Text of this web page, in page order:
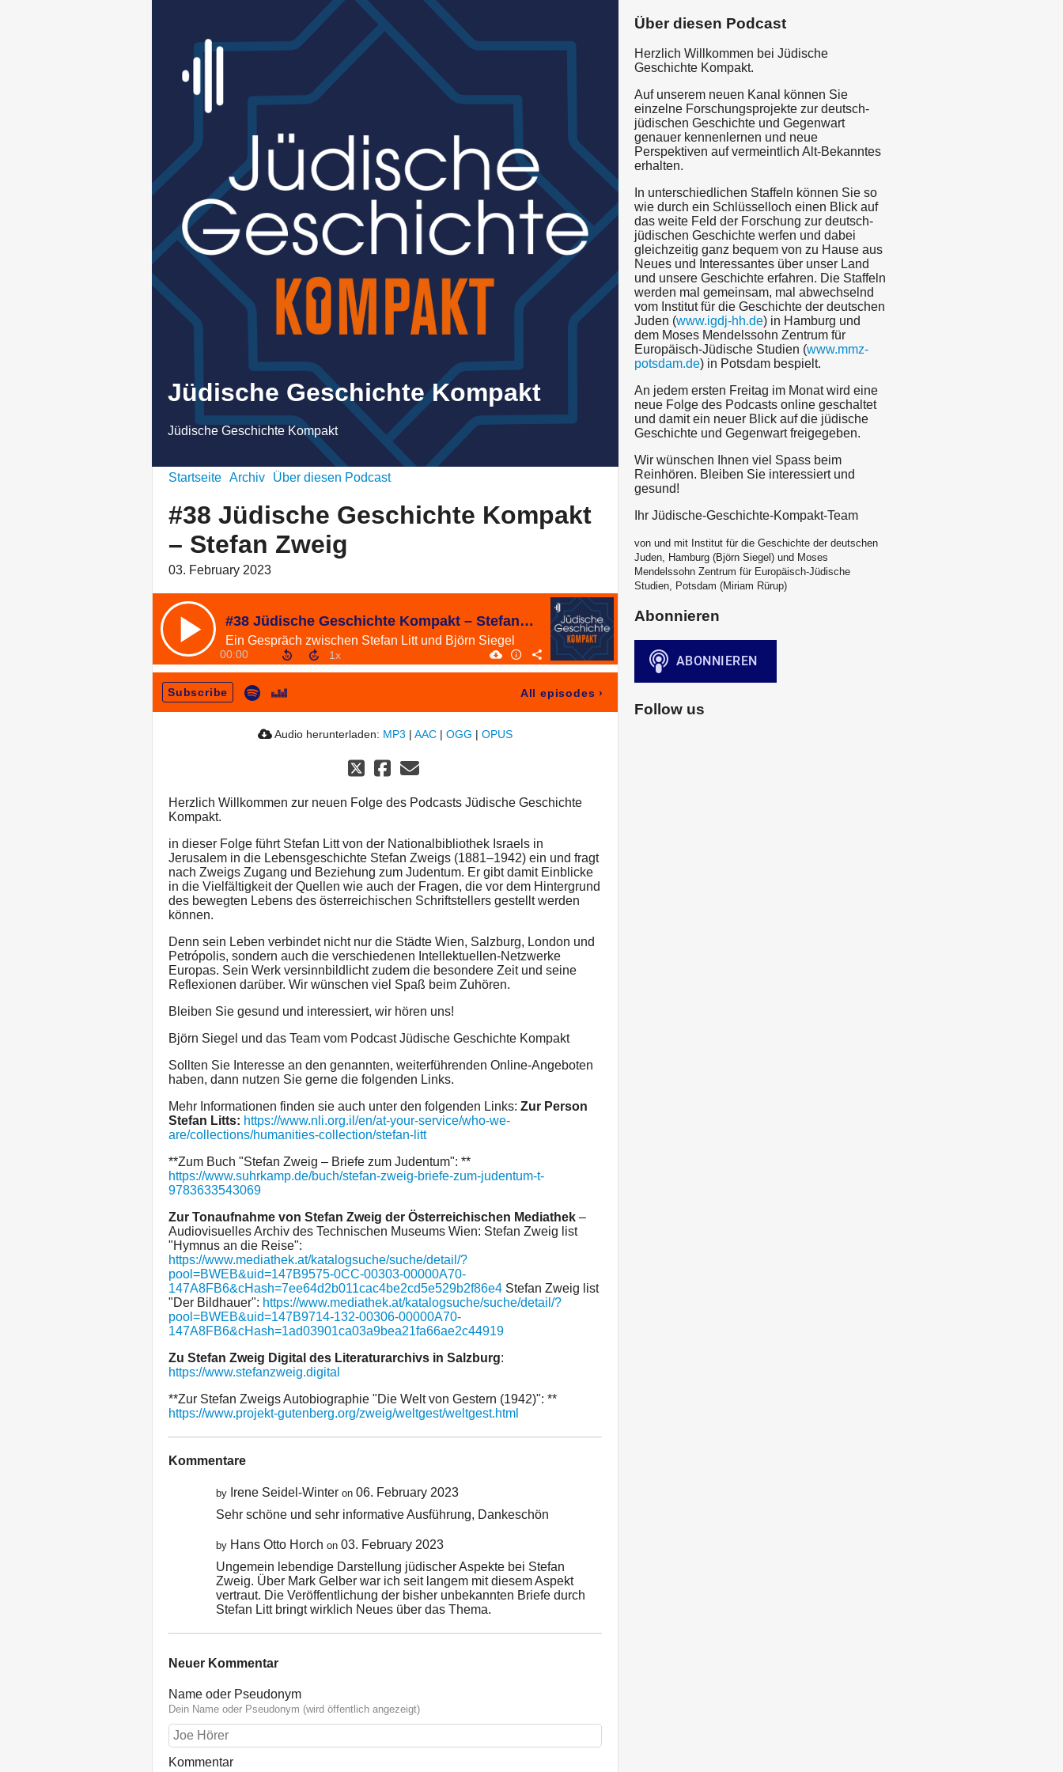
Jüdische Geschichte Kompakt
Jüdische Geschichte Kompakt
Startseite Archiv Über diesen Podcast
#38 Jüdische Geschichte Kompakt
– Stefan Zweig
03. February 2023
#38 Jüdische Geschichte Kompakt – Stefan Zweig
Ein Gespräch zwischen Stefan Litt und Björn Siegel
00:00
Subscribe All episodes ›
Audio herunterladen: MP3 | AAC | OGG | OPUS
Herzlich Willkommen zur neuen Folge des Podcasts Jüdische Geschichte
Kompakt.
in dieser Folge führt Stefan Litt von der Nationalbibliothek Israels in
Jerusalem in die Lebensgeschichte Stefan Zweigs (1881–1942) ein und fragt
nach Zweigs Zugang und Beziehung zum Judentum. Er gibt damit Einblicke
in die Vielfältigkeit der Quellen wie auch der Fragen, die vor dem Hintergrund
des bewegten Lebens des österreichischen Schriftstellers gestellt werden
können.
Denn sein Leben verbindet nicht nur die Städte Wien, Salzburg, London und
Petrópolis, sondern auch die verschiedenen Intellektuellen-Netzwerke
Europas. Sein Werk versinnbildlicht zudem die besondere Zeit und seine
Reflexionen darüber. Wir wünschen viel Spaß beim Zuhören.
Bleiben Sie gesund und interessiert, wir hören uns!
Björn Siegel und das Team vom Podcast Jüdische Geschichte Kompakt
Sollten Sie Interesse an den genannten, weiterführenden Online-Angeboten
haben, dann nutzen Sie gerne die folgenden Links.
Mehr Informationen finden sie auch unter den folgenden Links: Zur Person
Stefan Litts: https://www.nli.org.il/en/at-your-service/who-we-
are/collections/humanities-collection/stefan-litt
**Zum Buch "Stefan Zweig – Briefe zum Judentum": **
https://www.suhrkamp.de/buch/stefan-zweig-briefe-zum-judentum-t-
9783633543069
Zur Tonaufnahme von Stefan Zweig der Österreichischen Mediathek –
Audiovisuelles Archiv des Technischen Museums Wien: Stefan Zweig list
"Hymnus an die Reise":
https://www.mediathek.at/katalogsuche/suche/detail/?
pool=BWEB&uid=147B9575-0CC-00303-00000A70-
147A8FB6&cHash=7ee64d2b011cac4be2cd5e529b2f86e4 Stefan Zweig list
"Der Bildhauer": https://www.mediathek.at/katalogsuche/suche/detail/?
pool=BWEB&uid=147B9714-132-00306-00000A70-
147A8FB6&cHash=1ad03901ca03a9bea21fa66ae2c44919
Zu Stefan Zweig Digital des Literaturarchivs in Salzburg:
https://www.stefanzweig.digital
**Zur Stefan Zweigs Autobiographie "Die Welt von Gestern (1942)": **
https://www.projekt-gutenberg.org/zweig/weltgest/weltgest.html
Kommentare
by Irene Seidel-Winter on 06. February 2023
Sehr schöne und sehr informative Ausführung, Dankeschön
by Hans Otto Horch on 03. February 2023
Ungemein lebendige Darstellung jüdischer Aspekte bei Stefan
Zweig. Über Mark Gelber war ich seit langem mit diesem Aspekt
vertraut. Die Veröffentlichung der bisher unbekannten Briefe durch
Stefan Litt bringt wirklich Neues über das Thema.
Neuer Kommentar
Name oder Pseudonym
Dein Name oder Pseudonym (wird öffentlich angezeigt)
Kommentar
Über diesen Podcast
Herzlich Willkommen bei Jüdische
Geschichte Kompakt.
Auf unserem neuen Kanal können Sie
einzelne Forschungsprojekte zur deutsch-
jüdischen Geschichte und Gegenwart
genauer kennenlernen und neue
Perspektiven auf vermeintlich Alt-Bekanntes
erhalten.
In unterschiedlichen Staffeln können Sie so
wie durch ein Schlüsselloch einen Blick auf
das weite Feld der Forschung zur deutsch-
jüdischen Geschichte werfen und dabei
gleichzeitig ganz bequem von zu Hause aus
Neues und Interessantes über unser Land
und unsere Geschichte erfahren. Die Staffeln
werden mal gemeinsam, mal abwechselnd
vom Institut für die Geschichte der deutschen
Juden (www.igdj-hh.de) in Hamburg und
dem Moses Mendelssohn Zentrum für
Europäisch-Jüdische Studien (www.mmz-
potsdam.de) in Potsdam bespielt.
An jedem ersten Freitag im Monat wird eine
neue Folge des Podcasts online geschaltet
und damit ein neuer Blick auf die jüdische
Geschichte und Gegenwart freigegeben.
Wir wünschen Ihnen viel Spass beim
Reinhören. Bleiben Sie interessiert und
gesund!
Ihr Jüdische-Geschichte-Kompakt-Team
von und mit Institut für die Geschichte der deutschen
Juden, Hamburg (Björn Siegel) und Moses
Mendelssohn Zentrum für Europäisch-Jüdische
Studien, Potsdam (Miriam Rürup)
Abonnieren
Follow us